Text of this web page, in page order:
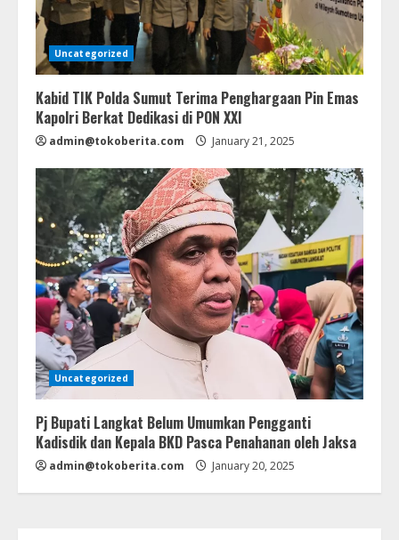
Uncategorized
Kabid TIK Polda Sumut Terima Penghargaan Pin Emas
Kapolri Berkat Dedikasi di PON XXI
admin@tokoberita.com January 21, 2025
Uncategorized
Pj Bupati Langkat Belum Umumkan Pengganti
Kadisdik dan Kepala BKD Pasca Penahanan oleh Jaksa
admin@tokoberita.com January 20, 2025